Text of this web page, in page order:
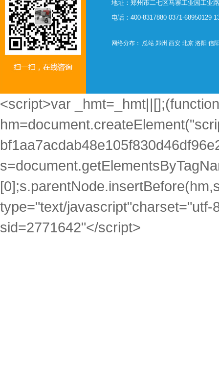
地址：郑州市二七区马寨工业园工业
电话：400-8317880 0371-68950129
网络分布： 总站 郑州 西安 北京 洛阳 信
<script>var
type="text/
sid=2771642"</script>